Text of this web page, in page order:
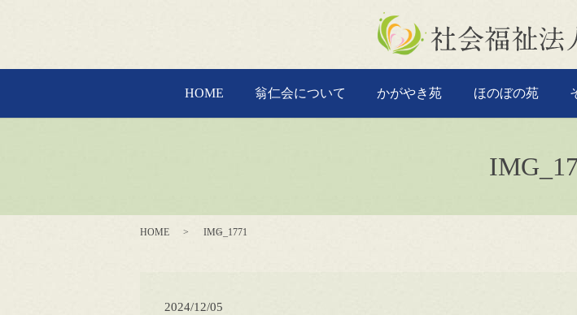
HOME 翁仁会について かがやき苑 ほのぼの苑
HOME IMG_1771
2024/12/05